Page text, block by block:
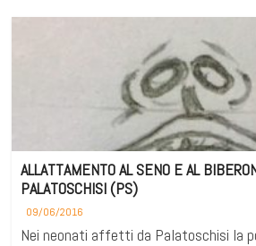
ALLATTAMENTO AL SENO E AL
PALATOSCHISI (PS)
09/06/2016
Nei neonati affetti da Palatoschisi la